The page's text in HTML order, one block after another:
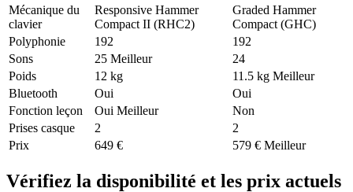
Mécanique du
clavier
Responsive Hammer
Compact II (RHC2)
Graded Hammer
Compact (GHC)
Polyphonie
192
192
Sons
25 Meilleur
24
Poids
12 kg 11.5 kg Meilleur
Bluetooth
Oui
Oui
Fonction leçon
Oui Meilleur
Non
Prises casque
2
2
Prix
649 € 579 € Meilleur
Vérifiez la disponibilité et les prix actuels